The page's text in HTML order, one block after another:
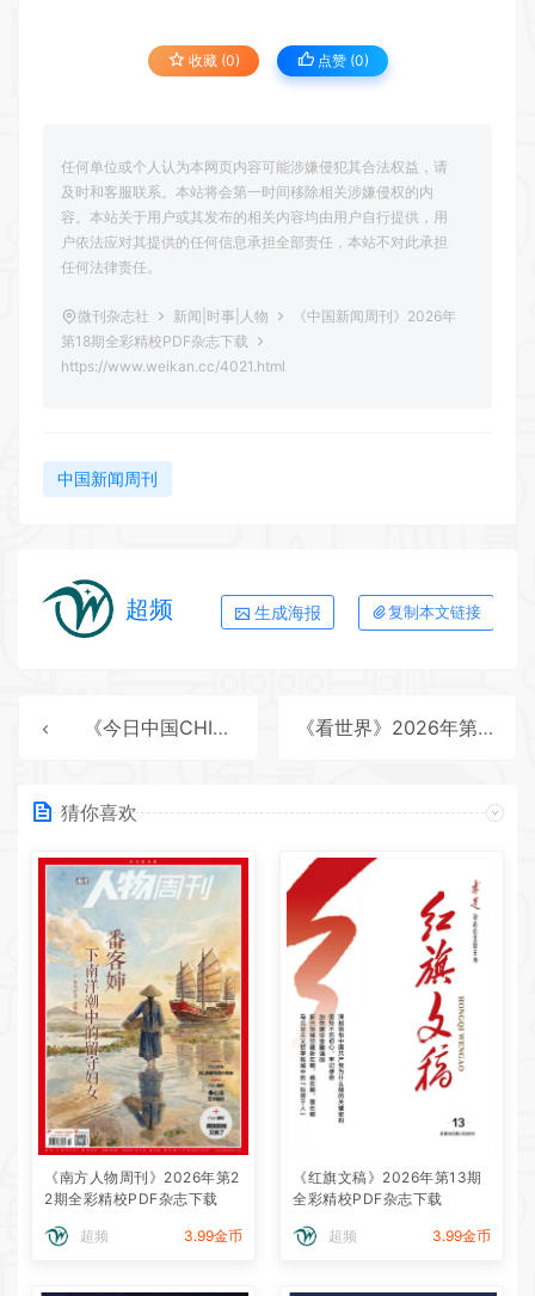
收藏 (0) 点赞 (0)
任何单位或个人认为本网页内容可能涉嫌侵犯其合法权益，请
及时和客服联系。本站将会第一时间移除相关涉嫌侵权的内
容。本站关于用户或其发布的相关内容均由用户自行提供，用
户依法应对其提供的任何信息承担全部责任，本站不对此承担
任何法律责任。
微刊杂志社 新闻|时事|人物
《中国新闻周刊》2026年
第18期全彩精校PDF杂志下载
https://www.weikan.cc/4021.html
中国新闻周刊
超频 生成海报 复制本文链接
《今日中国CHINA TODAY（英文版）》2026年第5期全彩精校PDF杂志下载 《看世界》2026年第10期全彩精校PDF杂志下载
猜你喜欢
《南方人物周刊》2026年第2
2期全彩精校PDF杂志下载
超频 3.99金币
《红旗文稿》2026年第13期
全彩精校PDF杂志下载
超频 3.99金币